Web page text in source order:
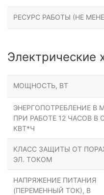
РЕСУРС РАБОТЫ (НЕ
Электрические
МОЩНОСТЬ, ВТ
ЭНЕРГОПОТРЕБЛЕНИЕ В
ПРИ РАБОТЕ 12 ЧАСОВ В
КВТ*Ч
КЛАСС ЗАЩИТЫ ОТ
ЭЛ. ТОКОМ
НАПРЯЖЕНИЕ ПИТАНИЯ
(ПЕРЕМЕННЫЙ ТОК), В